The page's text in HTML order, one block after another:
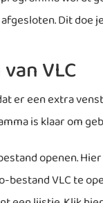
Dit doe
VLC
er een extra
is klaar om
openen.
bestand VLC te